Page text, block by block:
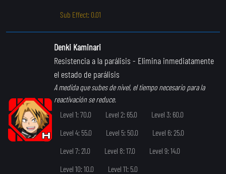
Sub Effect: 0.01
Denki Kaminari
Resistencia a la parálisis - Elimina inmediatamente
el estado de parálisis
A medida que subes de nivel, el tiempo necesario para la
reactivación se reduce.
Level 1: 70.0
Level 2: 65.0
Level 3: 60.0
Level 4: 55.0
Level 5: 50.0
Level 6: 25.0
Level 7: 21.0
Level 8: 17.0
Level 9: 14.0
Level 10: 10.0
Level 11: 5.0